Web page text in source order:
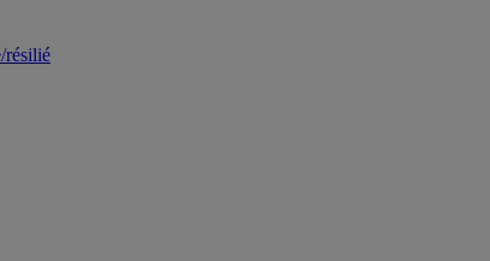
résilié